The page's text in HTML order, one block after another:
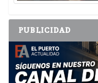
PUBLICIDAD